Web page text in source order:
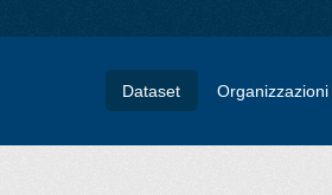
Dataset Organizzazioni